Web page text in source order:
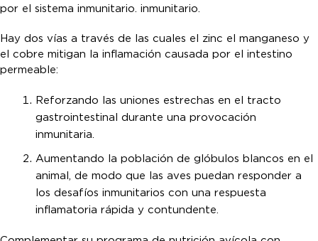
por el sistema inmunitario. inmunitario.
Hay dos vías a través de las cuales el zinc el manganeso y
el cobre mitigan la inflamación causada por el intestino
permeable:
Reforzando las uniones estrechas en el tracto
gastrointestinal durante una provocación
inmunitaria.
Aumentando la población de glóbulos blancos en el
animal, de modo que las aves puedan responder a
los desafíos inmunitarios con una respuesta
inflamatoria rápida y contundente.